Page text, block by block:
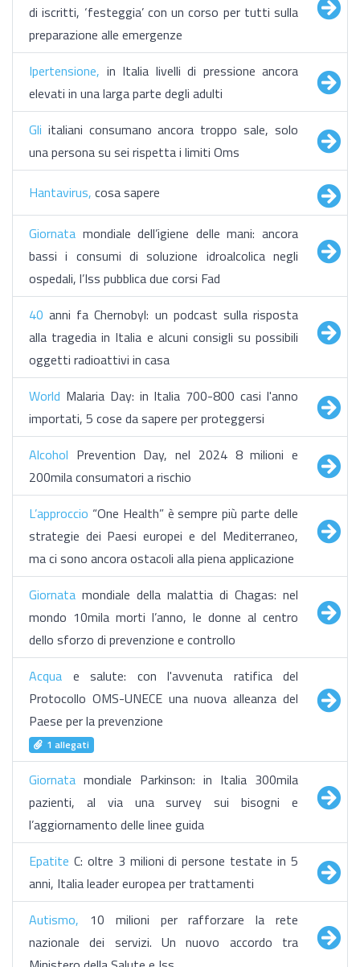
di iscritti, ‘festeggia’ con un corso per tutti sulla
preparazione alle emergenze
Ipertensione, in Italia livelli di pressione ancora
elevati in una larga parte degli adulti
Gli italiani consumano ancora troppo sale, solo
una persona su sei rispetta i limiti Oms
Hantavirus, cosa sapere
Giornata mondiale dell’igiene delle mani: ancora
bassi i consumi di soluzione idroalcolica negli
ospedali, l’Iss pubblica due corsi Fad
40 anni fa Chernobyl: un podcast sulla risposta
alla tragedia in Italia e alcuni consigli su possibili
oggetti radioattivi in casa
World Malaria Day: in Italia 700-800 casi l'anno
importati, 5 cose da sapere per proteggersi
Alcohol Prevention Day, nel 2024 8 milioni e
200mila consumatori a rischio
L’approccio “One Health” è sempre più parte delle
strategie dei Paesi europei e del Mediterraneo,
ma ci sono ancora ostacoli alla piena applicazione
Giornata mondiale della malattia di Chagas: nel
mondo 10mila morti l’anno, le donne al centro
dello sforzo di prevenzione e controllo
Acqua e salute: con l'avvenuta ratifica del
Protocollo OMS-UNECE una nuova alleanza del
Paese per la prevenzione
1 allegati
Giornata mondiale Parkinson: in Italia 300mila
pazienti, al via una survey sui bisogni e
l’aggiornamento delle linee guida
Epatite C: oltre 3 milioni di persone testate in 5
anni, Italia leader europea per trattamenti
Autismo, 10 milioni per rafforzare la rete
nazionale dei servizi. Un nuovo accordo tra